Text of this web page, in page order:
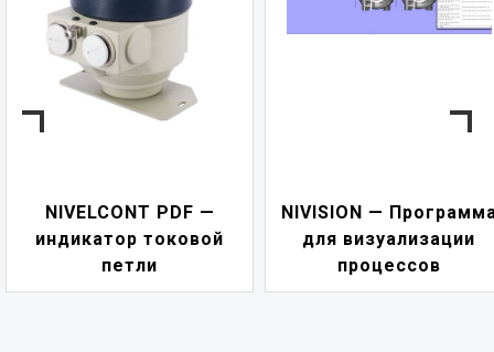
NIVELCONT PDF —
индикатор токовой
петли
NIVISION —
для визуализации
процессов